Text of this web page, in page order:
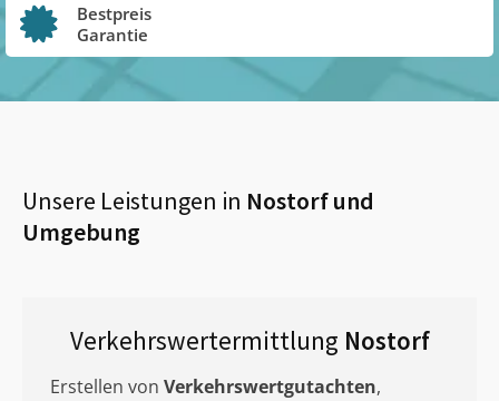
Bestpreis
Garantie
Unsere Leistungen in Nostorfund
Umgebung
Verkehrswertermittlung Nostorf
Erstellen von Verkehrswertgutachten,